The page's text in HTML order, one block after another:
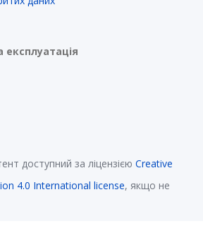
експлуатація
доступний за ліцензією Creative
4.0 International license, якщо не